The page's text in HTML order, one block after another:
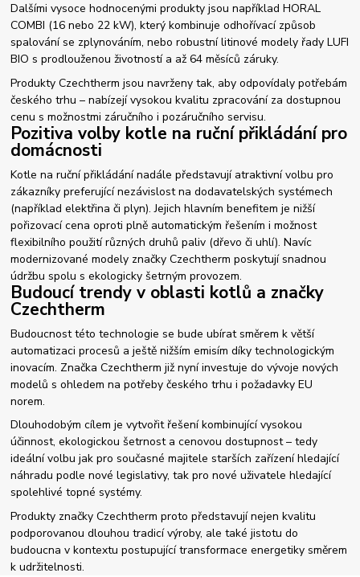
Dalšími vysoce hodnocenými produkty jsou například HORAL
COMBI (16 nebo 22 kW), který kombinuje odhořívací způsob
spalování se zplynováním, nebo robustní litinové modely řady LUFI
BIO s prodlouženou životností a až 64 měsíců záruky.
Produkty Czechtherm jsou navrženy tak, aby odpovídaly potřebám
českého trhu – nabízejí vysokou kvalitu zpracování za dostupnou
cenu s možnostmi záručního i pozáručního servisu.
Pozitiva volby kotle na ruční přikládání pro
domácnosti
Kotle na ruční přikládání nadále představují atraktivní volbu pro
zákazníky preferující nezávislost na dodavatelských systémech
(například elektřina či plyn). Jejich hlavním benefitem je nižší
pořizovací cena oproti plně automatickým řešením i možnost
flexibilního použití různých druhů paliv (dřevo či uhlí). Navíc
modernizované modely značky Czechtherm poskytují snadnou
údržbu spolu s ekologicky šetrným provozem.
Budoucí trendy v oblasti kotlů a značky
Czechtherm
Budoucnost této technologie se bude ubírat směrem k větší
automatizaci procesů a ještě nižším emisím díky technologickým
inovacím. Značka Czechtherm již nyní investuje do vývoje nových
modelů s ohledem na potřeby českého trhu i požadavky EU
norem.
Dlouhodobým cílem je vytvořit řešení kombinující vysokou
účinnost, ekologickou šetrnost a cenovou dostupnost – tedy
ideální volbu jak pro současné majitele starších zařízení hledající
náhradu podle nové legislativy, tak pro nové uživatele hledající
spolehlivé topné systémy.
Produkty značky Czechtherm proto představují nejen kvalitu
podporovanou dlouhou tradicí výroby, ale také jistotu do
budoucna v kontextu postupující transformace energetiky směrem
k udržitelnosti.